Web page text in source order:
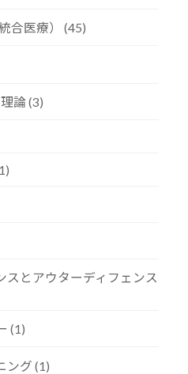
合医療） (45)
論 (3)
スとアウターディフェンス
(1)
ング (1)